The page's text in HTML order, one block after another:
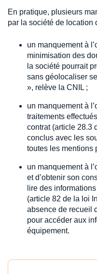
En pratique, plusieurs
par la société de location
un manquement à
minimisation des
la société pourrait
sans géolocaliser
», relève la CNIL ;
un manquement à
traitements
contrat (article 28.3
conclus avec les
toutes les mentions
un manquement à
et d’obtenir son
lire des
(article 82 de la loi
absence de recueil
pour accéder aux
équipement.